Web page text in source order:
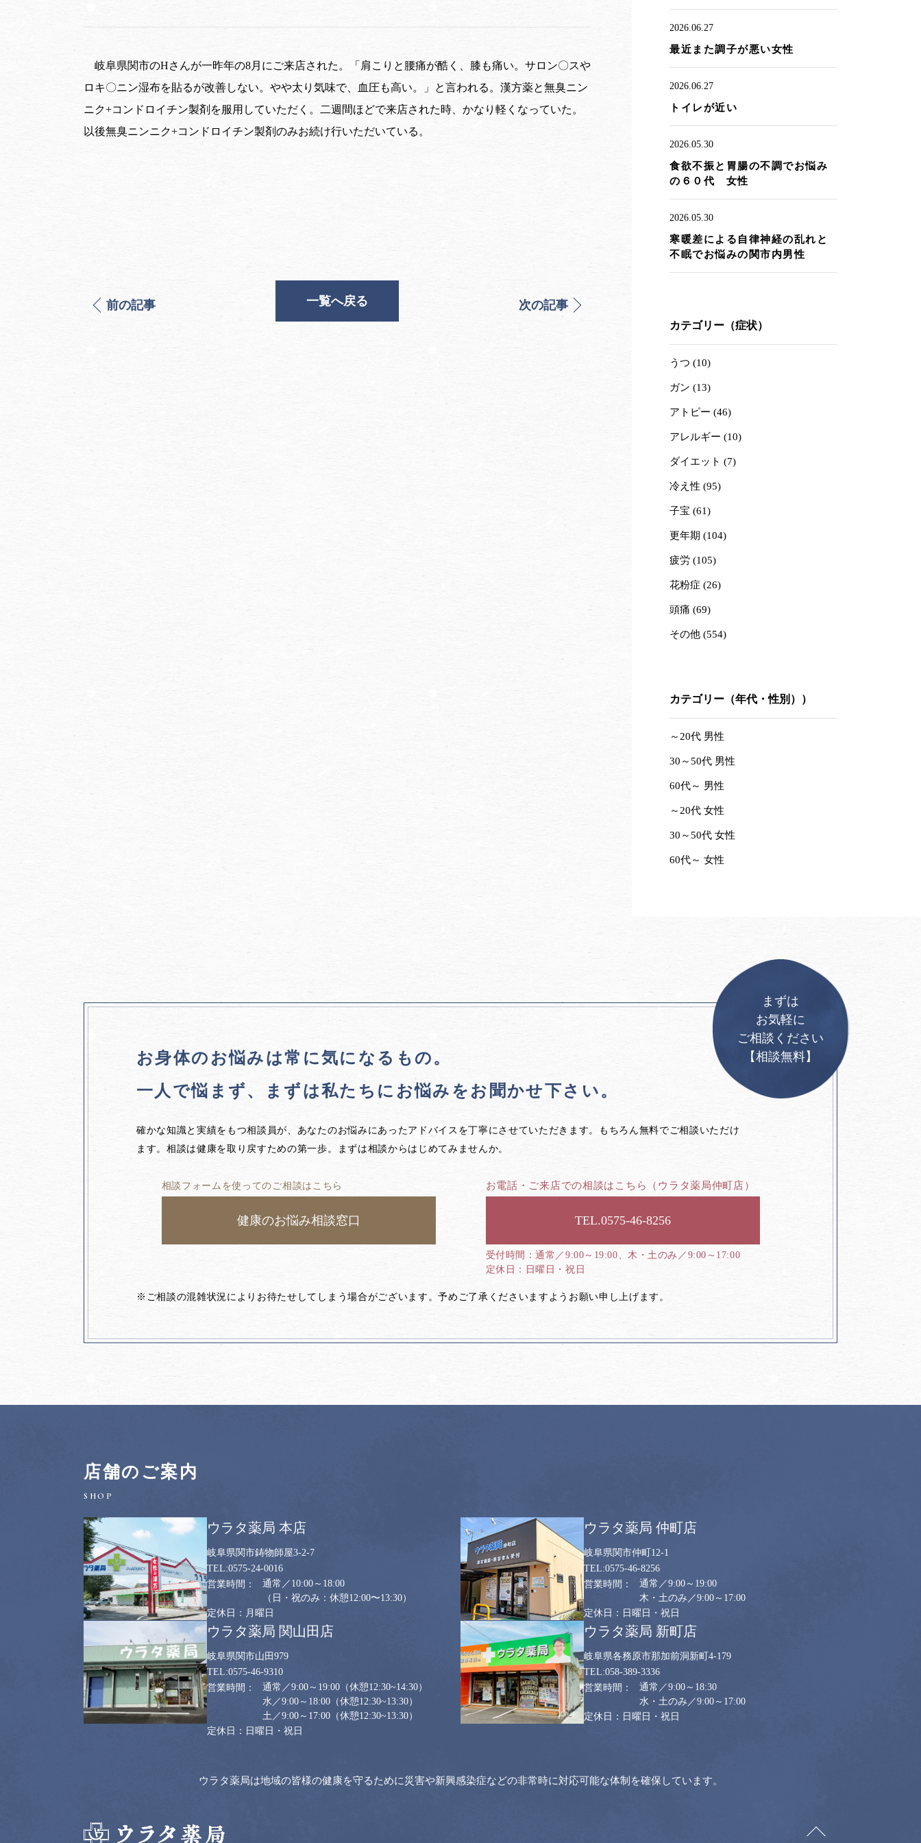
岐阜県関市のHさんが一昨年の8月にご来店された。「肩こりと腰痛が酷く、膝も痛い。サロン〇スや
ロキ〇ニン湿布を貼るが改善しない。やや太り気味で、血圧も高い。」と言われる。漢方薬と無臭ニン
ニク+コンドロイチン製剤を服用していただく。二週間ほどで来店された時、かなり軽くなっていた。
以後無臭ニンニク+コンドロイチン製剤のみお続け行いただいている。
前の記事 一覧へ戻る 次の記事
2026.06.27
最近また調子が悪い女性
2026.06.27
トイレが近い
2026.05.30
食欲不振と胃腸の不調でお悩み
の６０代 女性
2026.05.30
寒暖差による自律神経の乱れと
不眠でお悩みの関市内男性
カテゴリー（症状）
うつ (10)
ガン (13)
アトピー (46)
アレルギー (10)
ダイエット (7)
冷え性 (95)
子宝 (61)
更年期 (104)
疲労 (105)
花粉症 (26)
頭痛 (69)
その他 (554)
カテゴリー（年代・性別））
～20代 男性
30～50代 男性
60代～ 男性
～20代 女性
30～50代 女性
60代～ 女性
お身体のお悩みは常に気になるもの。
一人で悩まず、
まずは私たちに お悩みをお聞かせ下さい。
確かな知識と実績をもつ相談員が、あなたのお悩みにあったアドバイスを丁寧にさせていただきます。もちろん無料でご相談いただけ
ます。相談は健康を取り戻すための第一歩。まずは相談からはじめてみませんか。
相談フォームを使ってのご相談はこちら
健康のお悩み相談窓口
お電話・ご来店での相談はこちら （ウラタ薬局仲町店）
0575-46-8256
通常／9:00～19:00、木・土のみ／9:00～17:00
日曜日・祝日
※ご相談の混雑状況によりお待たせしてしまう場合がございます。予めご了承くださいますようお願い申し上げます。
まずは
お気軽に
ご相談ください
【相談無料】
店舗のご案内
ウラタ薬局 本店
岐阜県関市鋳物師屋3-2-7
0575-24-0016
通常／10:00～18:00
（日・祝のみ：休憩12:00〜13:30）
月曜日
ウラタ薬局 仲町店
岐阜県関市仲町12-1
0575-46-8256
通常／9:00～19:00
木・土のみ／9:00～17:00
日曜日・祝日
ウラタ薬局 関山田店
岐阜県関市山田979
0575-46-9310
通常／9:00～19:00 （休憩12:30~14:30）
水／9:00～18:00 （休憩12:30~13:30）
土／9:00～17:00 （休憩12:30~13:30）
日曜日・祝日
ウラタ薬局 新町店
岐阜県各務原市那加前洞新町4-179
058-389-3336
通常／9:00～18:30
水・土のみ／9:00～17:00
日曜日・祝日
ウラタ薬局は地域の皆様の健康を守るために災害や新興感染症などの非常時に対応可能な体制を確保しています。